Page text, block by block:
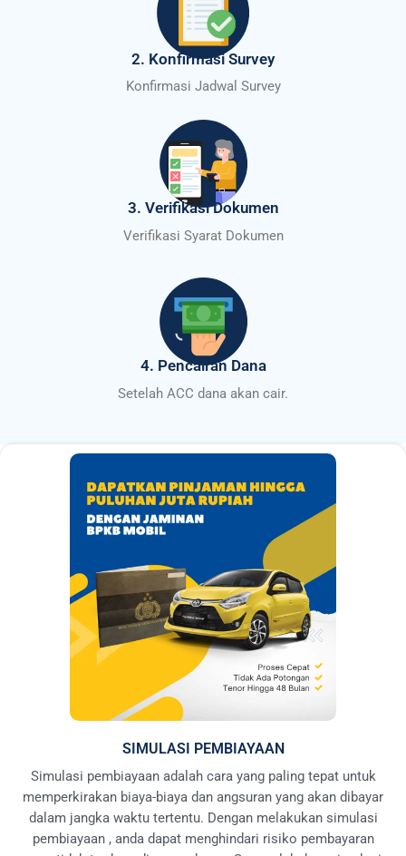
2. Konfirmasi Survey
Konfirmasi Jadwal Survey
3. Verifikasi Dokumen
Verifikasi Syarat Dokumen
4. Pencairan Dana
Setelah ACC dana akan cair.
SIMULASI PEMBIAYAAN
Simulasi pembiayaan adalah cara yang paling tepat untuk
memperkirakan biaya-biaya dan angsuran yang akan dibayar
dalam jangka waktu tertentu. Dengan melakukan simulasi
pembiayaan , anda dapat menghindari risiko pembayaran